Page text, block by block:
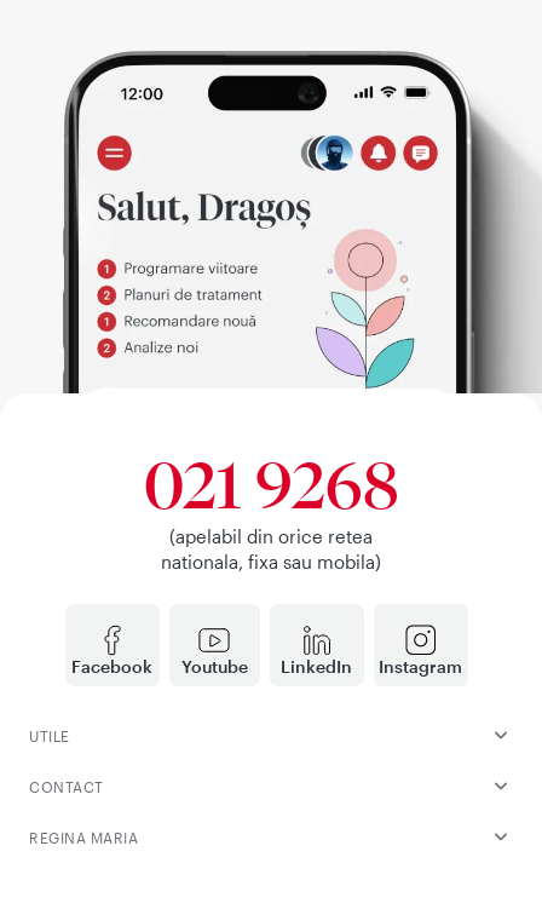
Facebook Youtube LinkedIn Instagram
021 9268
(apelabil din orice retea
nationala, fixa sau mobila)
UTILE
CONTACT
REGINA MARIA